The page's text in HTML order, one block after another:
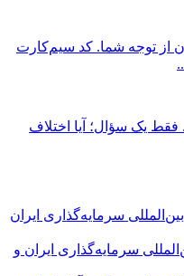
از توجه شما. کد سیم‌کارت
یک سؤال؛ آیا اختلاف
سرمایه‌گذاری ایران و